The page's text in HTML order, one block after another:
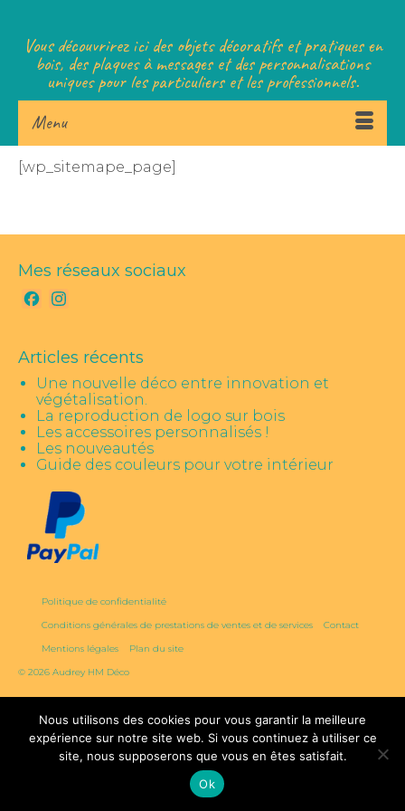
Vous découvrirez ici des objets décoratifs et pratiques en
bois, des plaques à messages et des personnalisations
uniques pour les particuliers et les professionnels.
Menu
[wp_sitemape_page]
Mes réseaux sociaux
Facebook
Articles récents
Une nouvelle déco entre innovation et
végétalisation.
La reproduction de logo sur bois
Les accessoires personnalisés !
Les nouveautés
Guide des couleurs pour votre intérieur
Politique de confidentialité
Conditions générales de prestations de ventes et de services
Contact
Mentions légales
Plan du site
© 2026 Audrey HM Déco
Nous utilisons des cookies pour vous garantir la meilleure
expérience sur notre site web. Si vous continuez à utiliser ce
site, nous supposerons que vous en êtes satisfait.
Ok